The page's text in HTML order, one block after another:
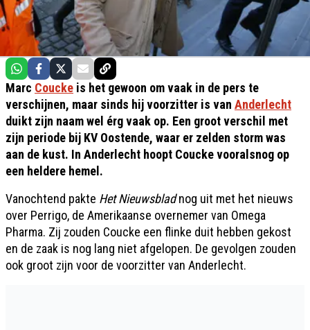
Marc Coucke is het gewoon om vaak in de pers te
verschijnen, maar sinds hij voorzitter is van Anderlecht
duikt zijn naam wel érg vaak op. Een groot verschil met
zijn periode bij KV Oostende, waar er zelden storm was
aan de kust. In Anderlecht hoopt Coucke vooralsnog op
een heldere hemel.
Vanochtend pakte Het Nieuwsbladnog uit met het nieuws
over Perrigo, de Amerikaanse overnemer van Omega
Pharma. Zij zouden Coucke een flinke duit hebben gekost
en de zaak is nog lang niet afgelopen. De gevolgen zouden
ook groot zijn voor de voorzitter van Anderlecht.